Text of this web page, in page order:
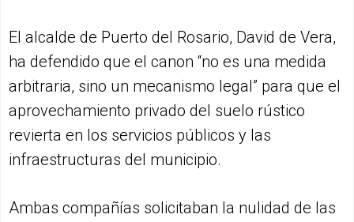
El alcalde de Puerto del Rosario, David de Vera,
ha defendido que el canon “no es una medida
arbitraria, sino un mecanismo legal” para que el
aprovechamiento privado del suelo rústico
revierta en los servicios públicos y las
infraestructuras del municipio.
Ambas compañías solicitaban la nulidad de las